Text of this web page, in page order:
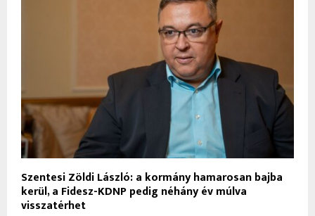
Szentesi Zöldi László: a kormány hamarosan bajba
kerül, a Fidesz-KDNP pedig néhány év múlva
visszatérhet